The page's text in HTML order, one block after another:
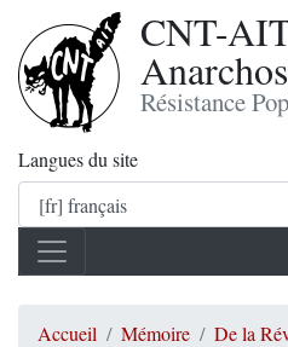
CNT-
Résistance
Langues du site
Accueil Mémoire De la